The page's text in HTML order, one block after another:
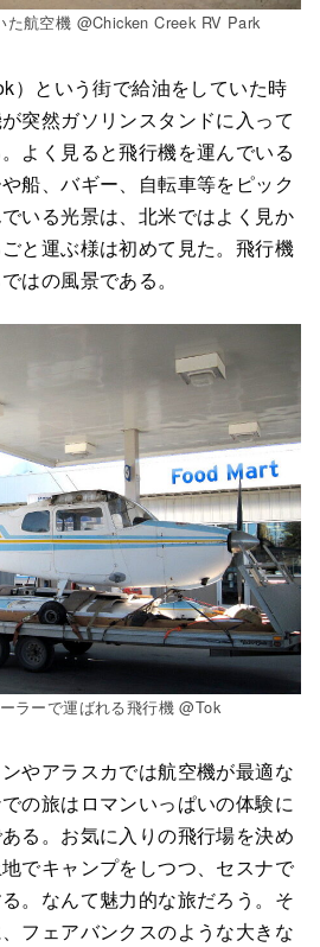
た航空機 @Chicken Creek RV Park
）という街で給油をしていた時
突然ガソリンスタンドに入って
よく見ると飛行機を運んでいる
船、バギー、自転車等をピック
いる光景は、北米ではよく見か
と運ぶ様は初めて見た。飛行機
はの風景である。
ラーで運ばれる飛行機 @Tok
やアラスカでは航空機が最適な
の旅はロマンいっぱいの体験に
る。お気に入りの飛行場を決め
でキャンプをしつつ、セスナで
。なんて魅力的な旅だろう。そ
フェアバンクスのような大きな